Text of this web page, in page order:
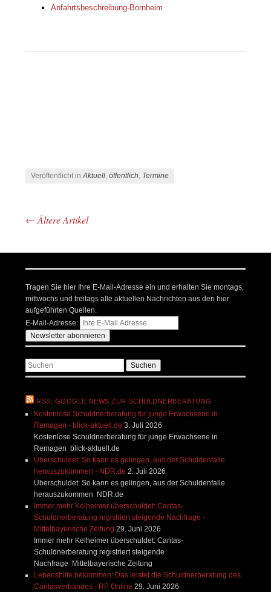
Anfahrtsbeschreibung-Bornheim
Veröffentlicht inAktuell,öffentlich, Termine
← Ältere Artikel
Tragen Sie hier Ihre E-Mail-Adresse ein und erhalten Sie montags,
mittwochs und freitags alle aktuellen Nachrichten aus den hier
aufgeführten Quellen.
E-Mail-Adresse:
Suchen
RSS: GOOGLE NEWS ZUR SCHULDNERBERATUNG
Kostenlose Schuldnerberatung für junge Erwachsene in
Remagen - blick-aktuell.de 3. Juli 2026
Kostenlose Schuldnerberatung für junge Erwachsene in
Remagen blick-aktuell.de
Überschuldet: So kann es gelingen, aus der Schuldenfalle
herauszukommen - NDR.de 2. Juli 2026
Überschuldet: So kann es gelingen, aus der Schuldenfalle
herauszukommen NDR.de
Immer mehr Kelheimer überschuldet: Caritas-
Schuldnerberatung registriert steigende Nachfrage -
Mittelbayerische Zeitung 29. Juni 2026
Immer mehr Kelheimer überschuldet: Caritas-
Schuldnerberatung registriert steigende
Nachfrage Mittelbayerische Zeitung
Lebenshilfe bekommen: Das leistet die Schuldnerberatung des
Caritasverbandes - RP Online 29. Juni 2026